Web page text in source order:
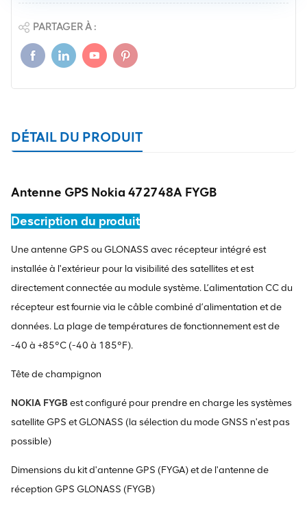
PARTAGER À :
DÉTAIL DU PRODUIT
Antenne GPS Nokia 472748A FYGB
Description du produit
Une antenne GPS ou GLONASS avec récepteur intégré est
installée à l'extérieur pour la visibilité des satellites et est
directement connectée au module système. L’alimentation CC du
récepteur est fournie via le câble combiné d’alimentation et de
données. La plage de températures de fonctionnement est de
-40 à +85°C (-40 à 185°F).
Tête de champignon
NOKIA FYGBest configuré pour prendre en charge les systèmes
satellite GPS et GLONASS (la sélection du mode GNSS n'est pas
possible)
Dimensions du kit d'antenne GPS (FYGA) et de l'antenne de
réception GPS GLONASS (FYGB)